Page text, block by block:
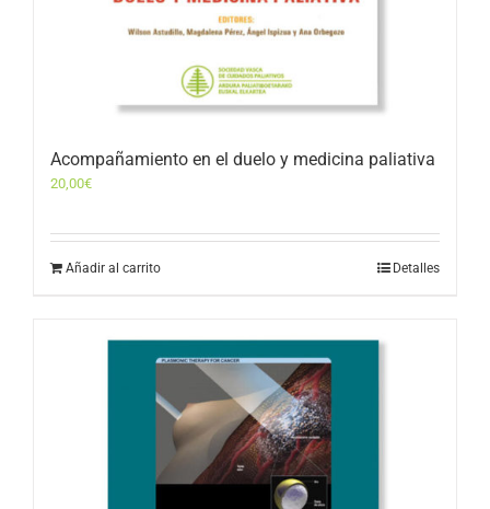
Acompañamiento en el duelo y medicina paliativa
20,00€
Añadir al carrito Detalles